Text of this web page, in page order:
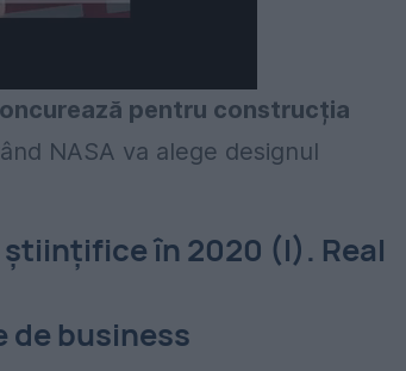
pentru construcția
NASA va alege designul
în 2020 (I). Real
de business